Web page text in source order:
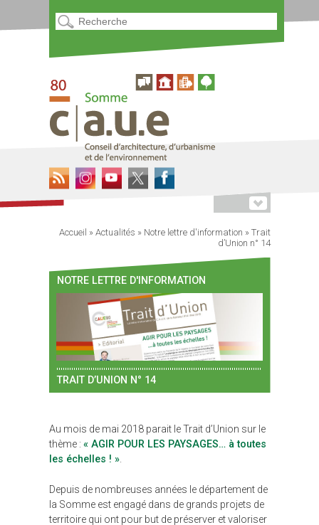
Accueil » Actualités » Notre lettre d'information » Trait
d’Union n° 14
NOTRE LETTRE D'INFORMATION
TRAIT D’UNION N° 14
Au mois de mai 2018 parait le Trait d’Union sur le
thème : « AGIR POUR LES PAYSAGES… à toutes
les échelles ! ».
Depuis de nombreuses années le département de
la Somme est engagé dans de grands projets de
territoire qui ont pour but de préserver et valoriser